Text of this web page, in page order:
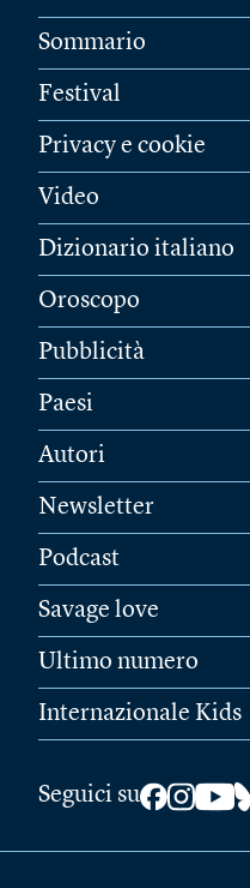
Sommario
Festival
Privacy e cookie
Video
Dizionario italiano
Oroscopo
Pubblicità
Paesi
Autori
Newsletter
Podcast
Savage love
Ultimo numero
Internazionale Kids
Seguici su